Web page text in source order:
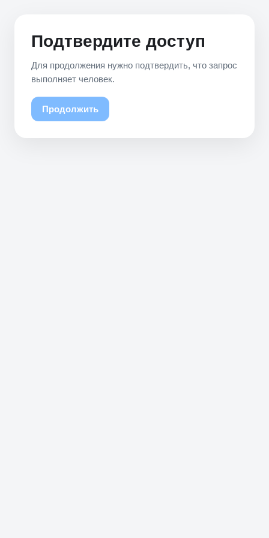
Подтвердите доступ
Для продолжения нужно подтвердить, что запрос
выполняет человек.
Продолжить